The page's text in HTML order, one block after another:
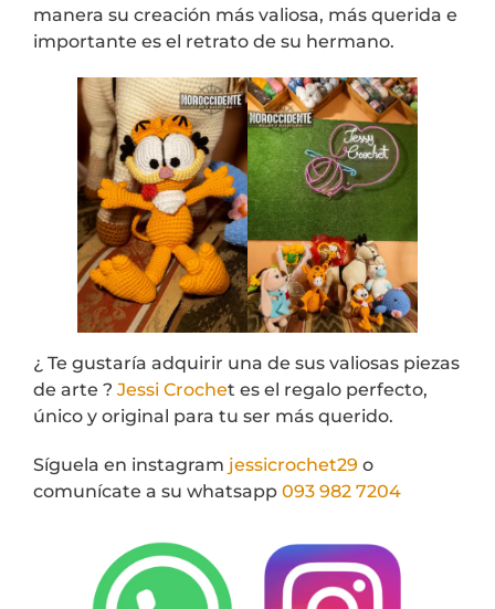
manera su creación más valiosa, más querida e
importante es el retrato de su hermano.
¿ Te gustaría adquirir una de sus valiosas piezas
de arte ? Jessi Crochet es el regalo perfecto,
único y original para tu ser más querido.
Síguela en instagram jessicrochet29 o
comunícate a su whatsapp 093 982 7204